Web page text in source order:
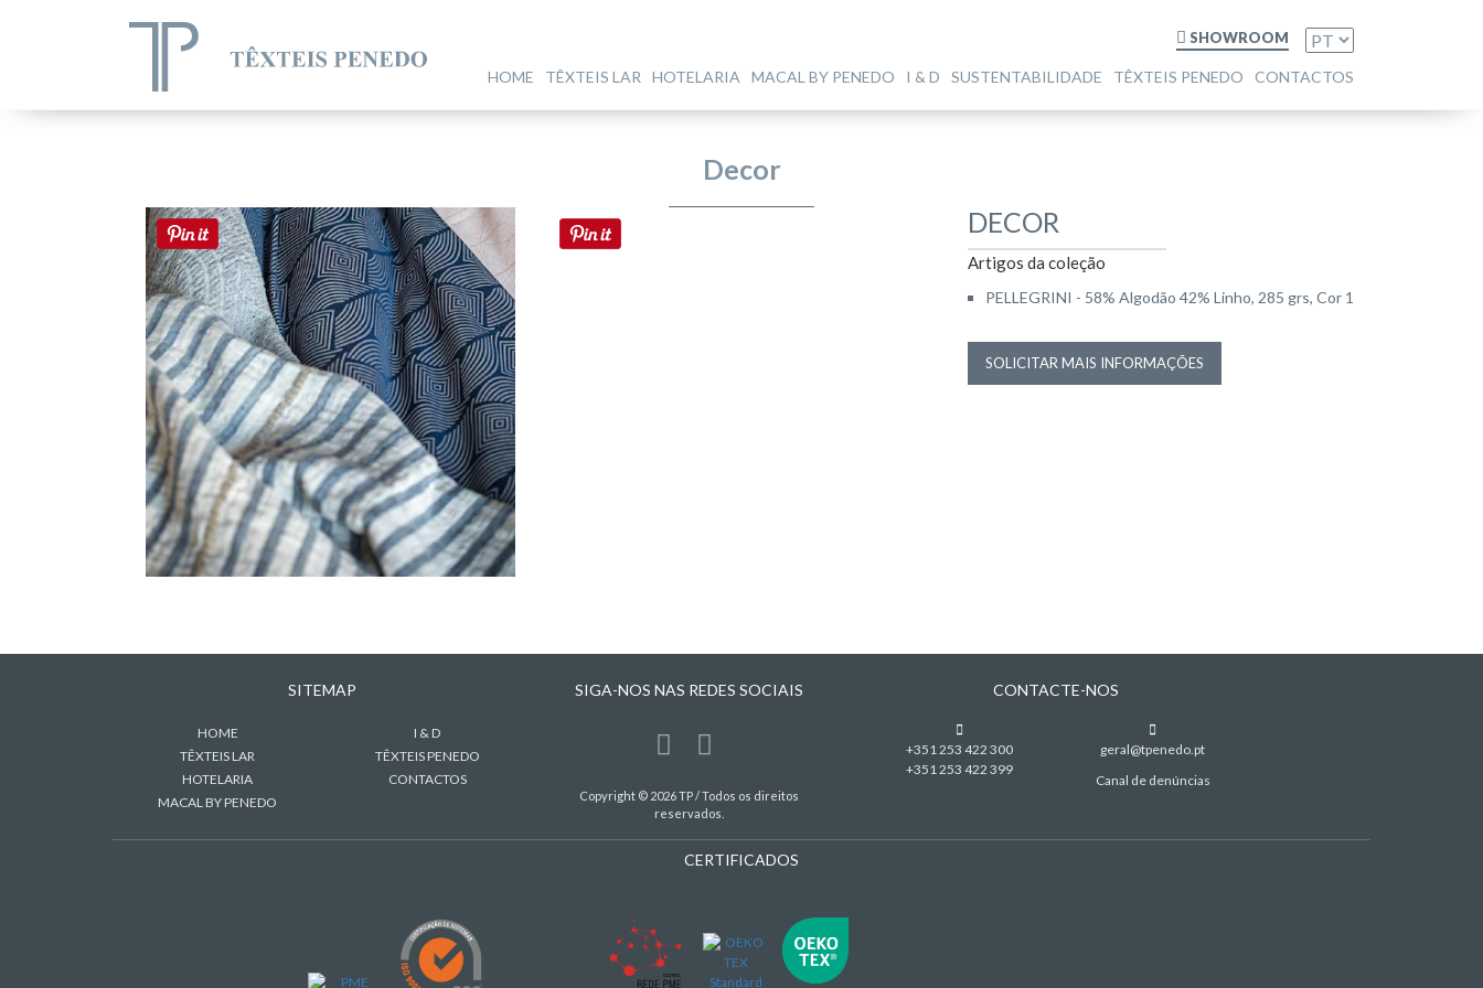
SHOWROOM
HOME TÊXTEIS LAR HOTELARIA MACAL BY PENEDO I & D SUSTENTABILIDADE TÊXTEIS PENEDO CONTACTOS
Decor
DECOR
Artigos da coleção
PELLEGRINI - 58% Algodão 42% Linho, 285 grs, Cor 1
SOLICITAR MAIS INFORMAÇÕES
SITEMAP
HOME
TÊXTEIS LAR
HOTELARIA
MACAL BY PENEDO
I & D
TÊXTEIS PENEDO
CONTACTOS
SIGA-NOS NAS REDES SOCIAIS
Copyright © 2026 TP / Todos os direitos
reservados.
CONTACTE-NOS
+351 253 422 300
+351 253 422 399
geral@tpenedo.pt
Canal de denúncias
CERTIFICADOS